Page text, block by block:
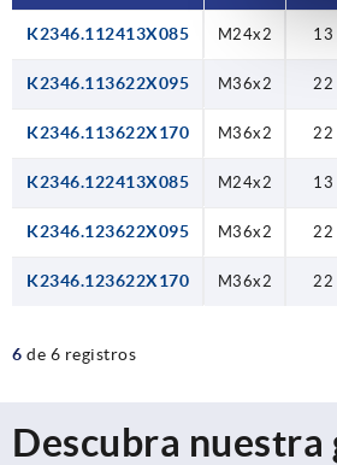
K2346.112413X085 M24x2 13
K2346.113622X095 M36x2 22
K2346.113622X170 M36x2 22
K2346.122413X085 M24x2 13
K2346.123622X095 M36x2 22
K2346.123622X170 M36x2 22
6 de 6 registros
Descubra nuestra